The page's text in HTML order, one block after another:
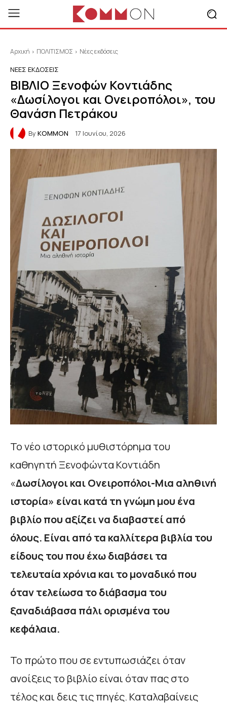
Αρχική ΠΟΛΙΤΙΣΜΟΣ Νέες εκδόσεις
ΝΈΕΣ ΕΚΔΌΣΕΙΣ
ΒΙΒΛΙΟ Ξενοφών Κοντιάδης
«Δωσίλογοι και Ονειροπόλοι», του
Θανάση Πετράκου
ByKOMMON 17 Ιουνίου, 2026
Το νέο ιστορικό μυθιστόρημα του
καθηγητή Ξενοφώντα Κοντιάδη
«Δωσίλογοι και Ονειροπόλοι-Μια αληθινή
ιστορία» είναι κατά τη γνώμη μου ένα
βιβλίο που αξίζει να διαβαστεί από
όλους. Είναι από τα καλλίτερα βιβλία του
είδους του που έχω διαβάσει τα
τελευταία χρόνια και το μοναδικό που
όταν τελείωσα το διάβασμα του
ξαναδιάβασα πάλι ορισμένα του
κεφάλαια.
Το πρώτο που σε εντυπωσιάζει όταν
ανοίξεις το βιβλίο είναι όταν πας στο
τέλος και δεις τις πηγές. Καταλαβαίνεις